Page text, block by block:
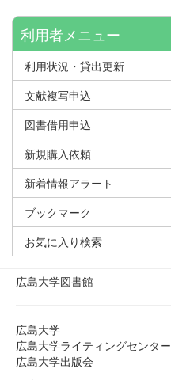
利用者メニュー
利用状況・貸出更新
文献複写申込
図書借用申込
新規購入依頼
新着情報アラート
ブックマーク
お気に入り検索
広島大学図書館
広島大学
広島大学ライティングセンター
広島大学出版会